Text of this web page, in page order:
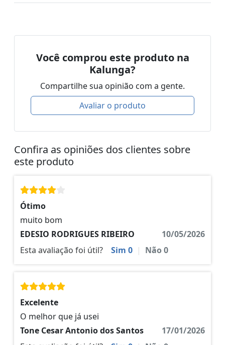
Você comprou este produto na
Kalunga?
Compartilhe sua opinião com a gente.
Avaliar o produto
Confira as opiniões dos clientes sobre
este produto
Ótimo
muito bom
EDESIO RODRIGUES RIBEIRO
10/05/2026
Esta avaliação foi útil?
Sim 0 | Não0
Excelente
O melhor que já usei
Tone Cesar Antonio dos Santos
17/01/2026